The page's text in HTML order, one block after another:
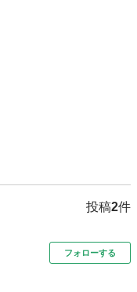
投稿2件
フォローする